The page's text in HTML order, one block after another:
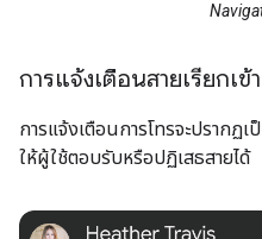
การแจ้งเตือนสายเรียกเข้า
การแจ้งเตือนการโทรจะปรากฏ
ให้ผู้ใช้ตอบรับหรือปฏิเสธสายได้